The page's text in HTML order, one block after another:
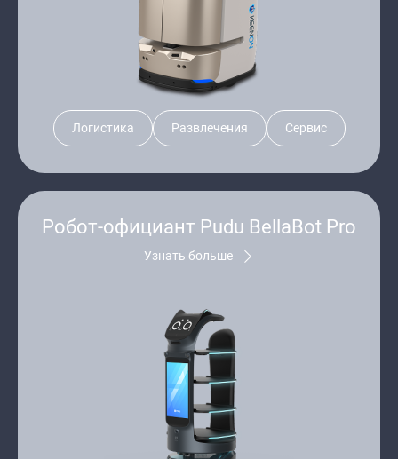
Логистика Развлечения Сервис
Робот-официант Pudu BellaBot Pro
Узнать больше